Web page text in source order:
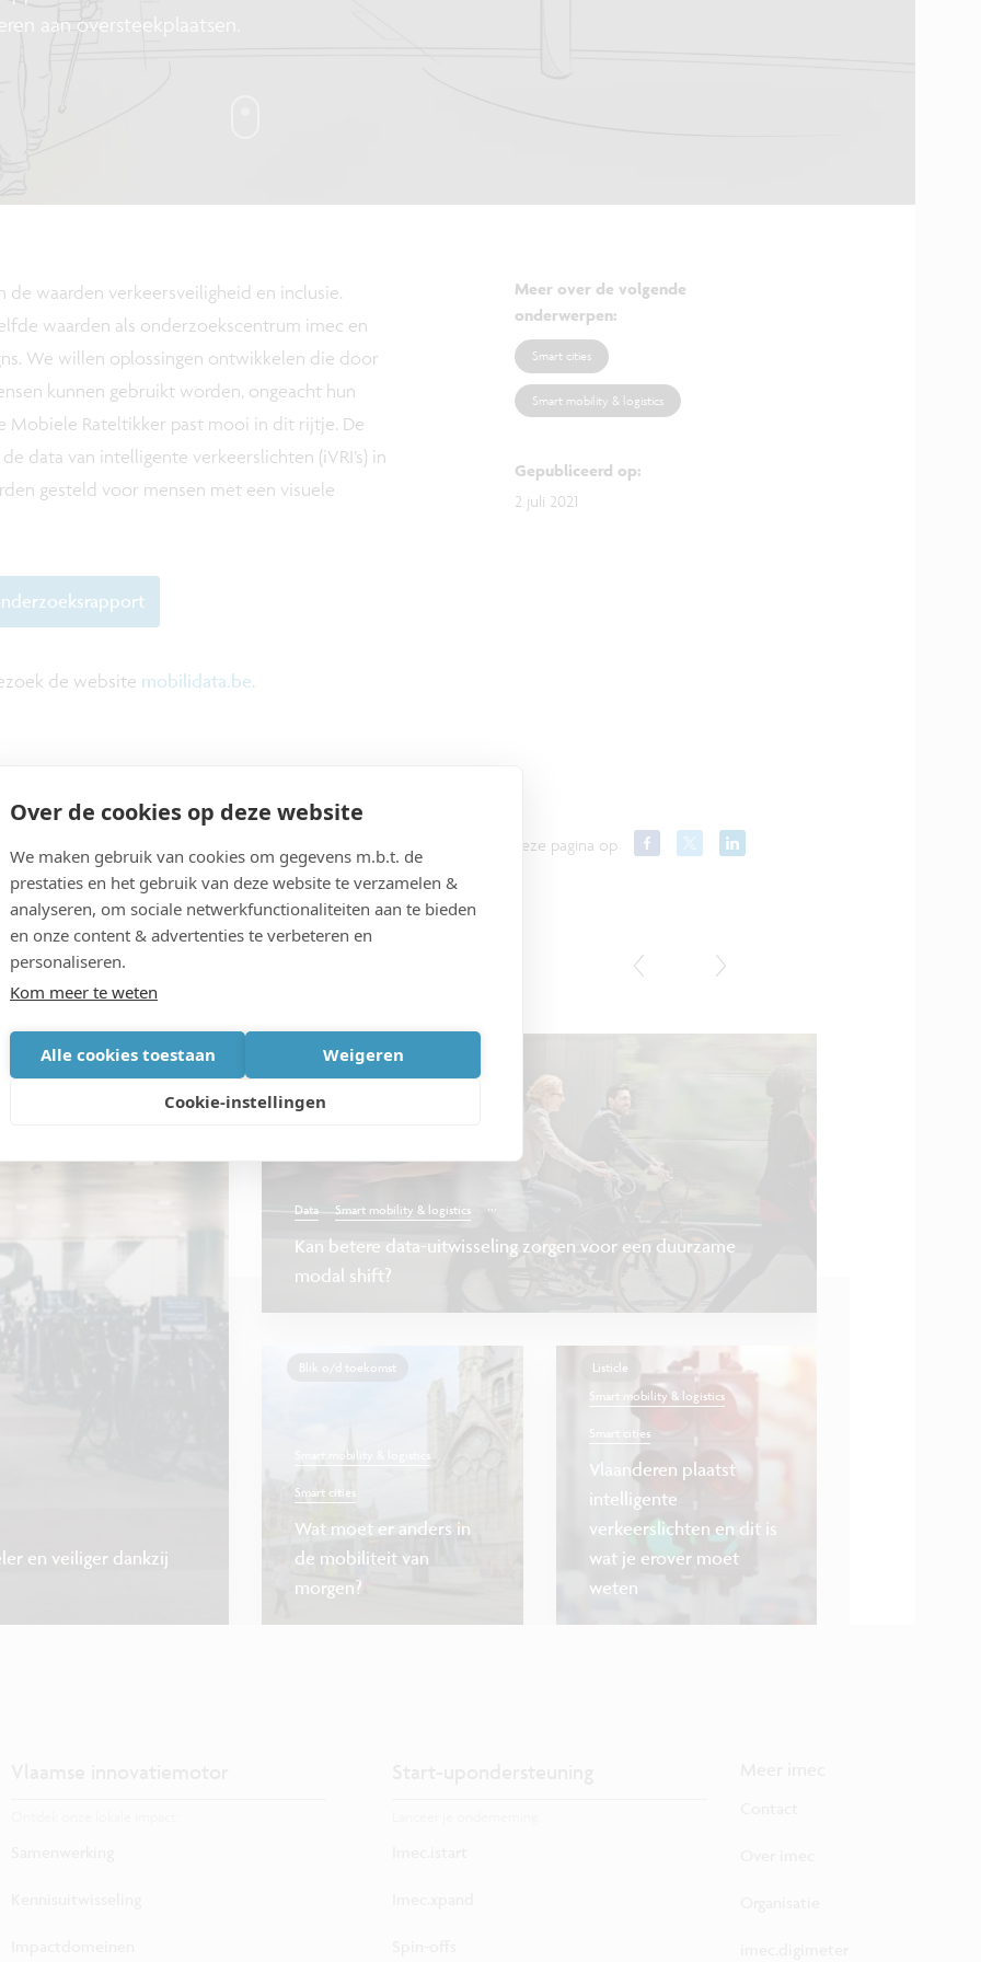
Over de cookies op deze website
We maken gebruik van cookies om gegevens m.b.t. de
prestaties en het gebruik van deze website te verzamelen &
analyseren, om sociale netwerkfunctionaliteiten aan te bieden
en onze content & advertenties te verbeteren en
personaliseren.
Kom meer te weten
Alle cookies toestaan Weigeren
Cookie-instellingen
aan oversteekplaatsen.
waarden verkeersveiligheid en inclusie.
waarden als onderzoekscentrum imec en
We willen oplossingen ontwikkelen die door
kunnen gebruikt worden, ongeacht hun
Mobiele Rateltikker past mooi in dit rijtje. De
data van intelligente verkeerslichten (iVRI’s) in
gesteld voor mensen met een visuele
de website mobilidata.be.
Meer over de volgende
onderwerpen:
Smart cities
Smart mobility & logistics
Gepubliceerd op:
2 juli 2021
Deel deze pagina op
en veiliger dankzij
Data Smart mobility & logistics ...
Kan betere data-uitwisseling zorgen voor een duurzame
modal shift?
Blik o/d toekomst
Smart mobility & logistics
Smart cities
Wat moet er anders in
de mobiliteit van
morgen?
Listicle
Smart mobility & logistics
Smart cities
Vlaanderen plaatst
intelligente
verkeerslichten en dit is
wat je erover moet
weten